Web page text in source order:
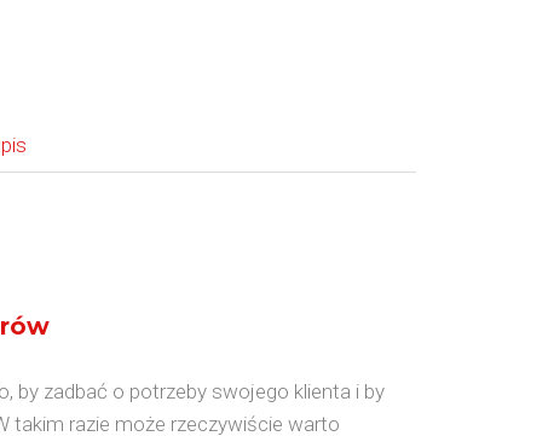
by zadbać o potrzeby swojego klienta i by
takim razie może rzeczywiście warto